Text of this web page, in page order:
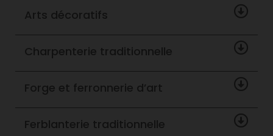
Arts décoratifs
Charpenterie traditionnelle
Forge et ferronnerie d’art
Ferblanterie traditionnelle